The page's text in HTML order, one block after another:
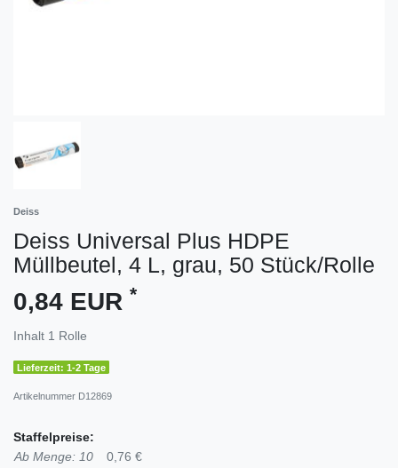
Deiss
Deiss Universal Plus HDPE
Müllbeutel, 4 L, grau, 50 Stück/Rolle
0,84 EUR *
Inhalt 1 Rolle
Lieferzeit: 1-2 Tage
Artikelnummer D12869
Staffelpreise:
Ab Menge: 10
0,76 €